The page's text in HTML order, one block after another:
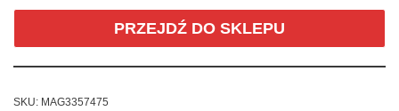
PRZEJDŹ DO SKLEPU
SKU: MAG3357475